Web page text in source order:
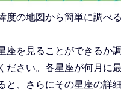
度の地図から簡単に調べ
座を見ることができるか
さい。各星座が何月に
、さらにその星座の詳